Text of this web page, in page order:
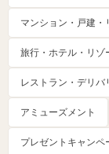
マンション・戸建
旅行・ホテル・リゾ
レストラン・デリバ
アミューズメント
プレゼントキャンペ